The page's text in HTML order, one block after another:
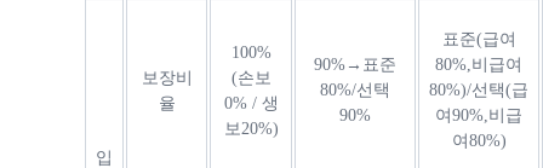
입
보장비
율
100%
(손보
0% / 생
보20%)
90%→표준
80%/선택
90%
표준(급여
80%,비급여
80%)/선택(급
여90%,비급
여80%)